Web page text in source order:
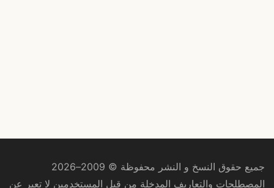
جميع حقوق النسخ و النشر محفوظة © 2009–2026
المصطلحات والتعاريف المدخلة من قبل المستخدمين لا تعبر عن